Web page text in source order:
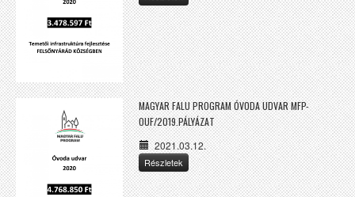
MAGYAR FALU PROGRAM ÓVODA UDVAR MFP-
OUF/2019.PÁLYÁZAT
2021.03.12.
Részletek